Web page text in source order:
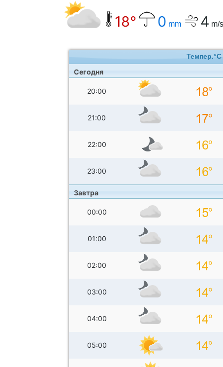
18° 0 mm 4 m/s
Темпер.°C
Сегодня
20:00
21:00
22:00
23:00
Завтра
00:00
01:00
02:00
03:00
04:00
05:00